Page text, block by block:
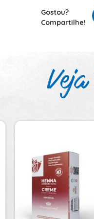
Gostou?
Compartilhe!